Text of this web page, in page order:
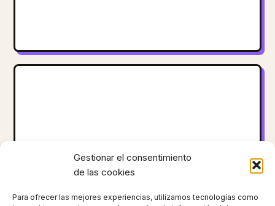
Gestionar el consentimiento
de las cookies
Para ofrecer las mejores experiencias, utilizamos tecnologías como